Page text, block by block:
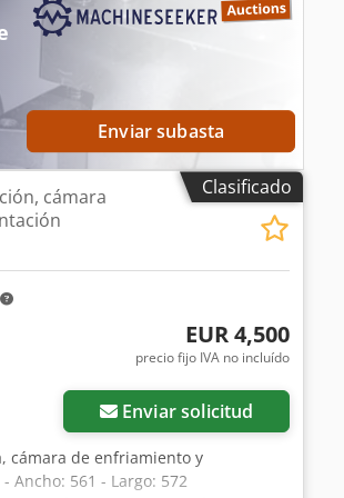
maquinaria para panadería,
pasteles, líneas para croissants,
para hacer croissants. Si desea
Enviar subasta
Clasificado
cámara
EUR 4,500
precio fijo IVA no incluído
Enviar solicitud
cámara de enfriamiento y
- Ancho: 561 - Largo: 572